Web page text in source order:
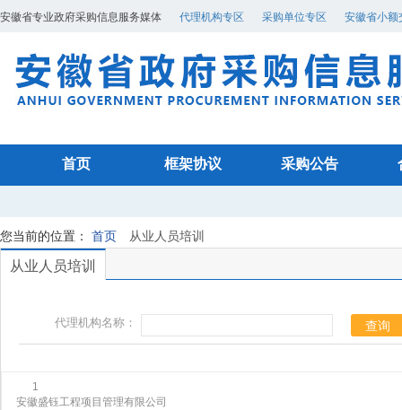
安徽省专业政府采购信息服务媒体 代理机构专区 采购单位专区 安徽省小额
首页 框架协议 采购公告
您当前的位置： 首页 从业人员培训
从业人员培训
代理机构名称： 查询
1
安徽盛钰工程项目管理有限公司